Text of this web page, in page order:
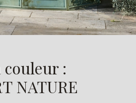
couleur :
NATURE